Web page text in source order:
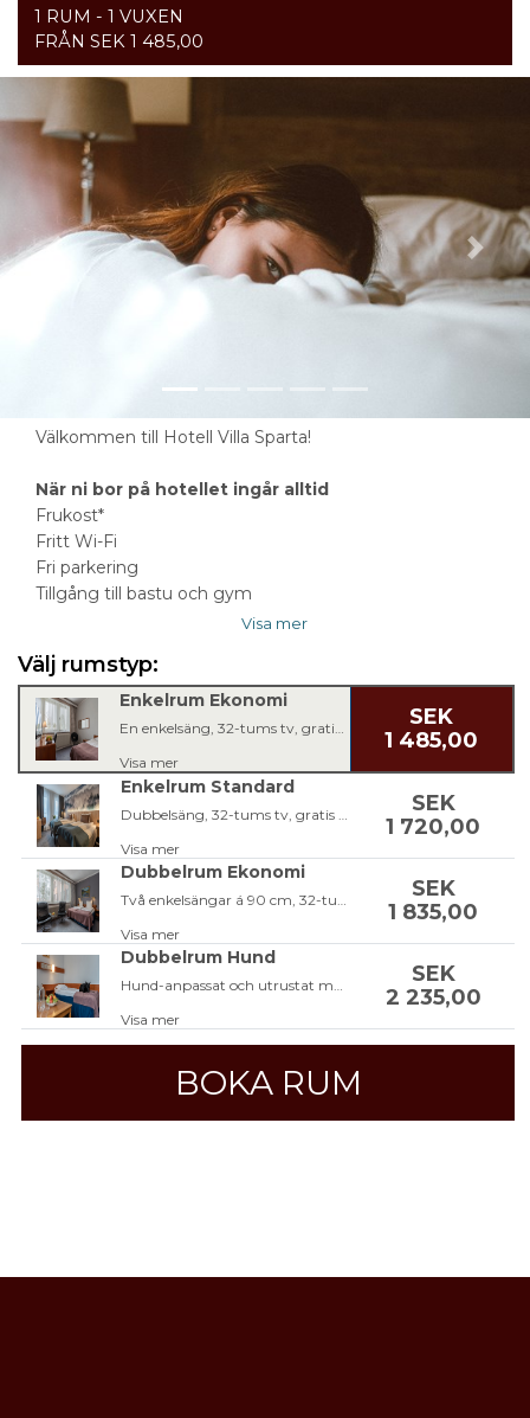
1 RUM - 1 VUXEN
FRÅN SEK 1 485,00
Previous Next
Välkommen till Hotell Villa Sparta!
När ni bor på hotellet ingår alltid
Frukost*
Fritt Wi-Fi
Fri parkering
Tillgång till bastu och gym
Visa mer
Välj rumstyp:
Enkelrum Ekonomi
En enkelsäng, 32-tums tv, gratis Wi-Fi och badrum med dusch.
Visa mer
SEK
1 485,00
Enkelrum Standard
Dubbelsäng, 32-tums tv, gratis Wi-Fi och badrum med dusch.
Visa mer
SEK
1 720,00
Dubbelrum Ekonomi
Två enkelsängar á 90 cm, 32-tums tv, gratis Wi-Fi och badrum med dusch.
Visa mer
SEK
1 835,00
Dubbelrum Hund
Hund-anpassat och utrustat med två enkelsängar á 90 cm, 32-tums tv, gratis Wi-Fi och badrum med dusch.
Visa mer
SEK
2 235,00
BOKA RUM